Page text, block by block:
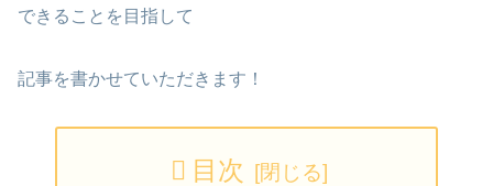
できることを目指して
記事を書かせていただきます！
目次